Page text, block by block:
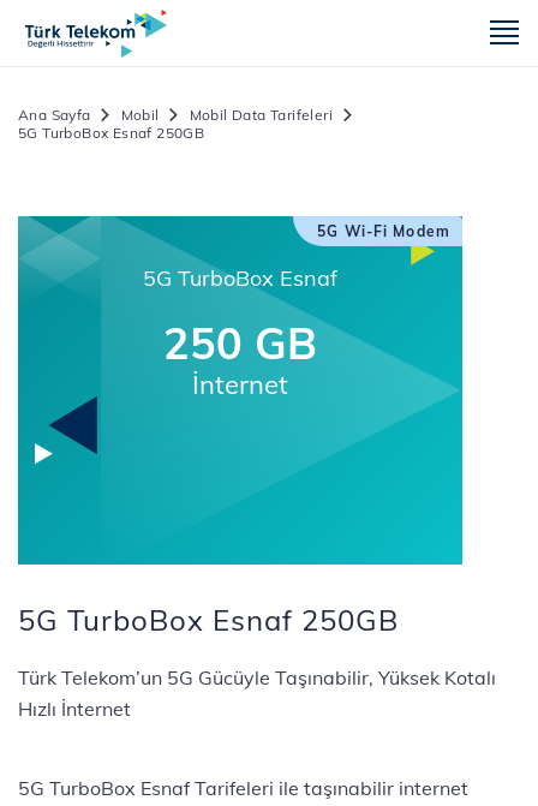
Ana Sayfa Mobil
Mobil Data Tarifeleri
5G TurboBox Esnaf 250GB
5G Wi-Fi Modem
5G TurboBox Esnaf
250 GB
İnternet
5G TurboBox Esnaf 250GB
Türk Telekom’un 5G Gücüyle Taşınabilir, Yüksek Kotalı
Hızlı İnternet
5G TurboBox Esnaf Tarifeleri ile taşınabilir internet